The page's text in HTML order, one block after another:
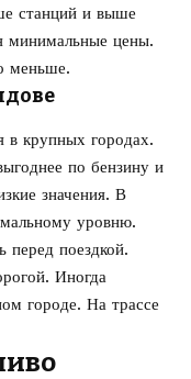
станций и выше
минимальные цены.
меньше.
в крупных городах.
по бензину и
значения. В
уровню.
перед поездкой.
Иногда
городе. На трассе